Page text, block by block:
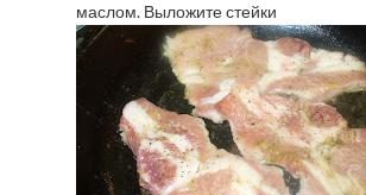
маслом. Выложите стейки